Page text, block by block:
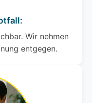
Wir nehmen
entgegen.